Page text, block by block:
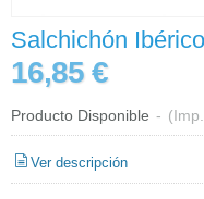
Salchichón
16,85 €
Producto Disponible -
Ver descripción